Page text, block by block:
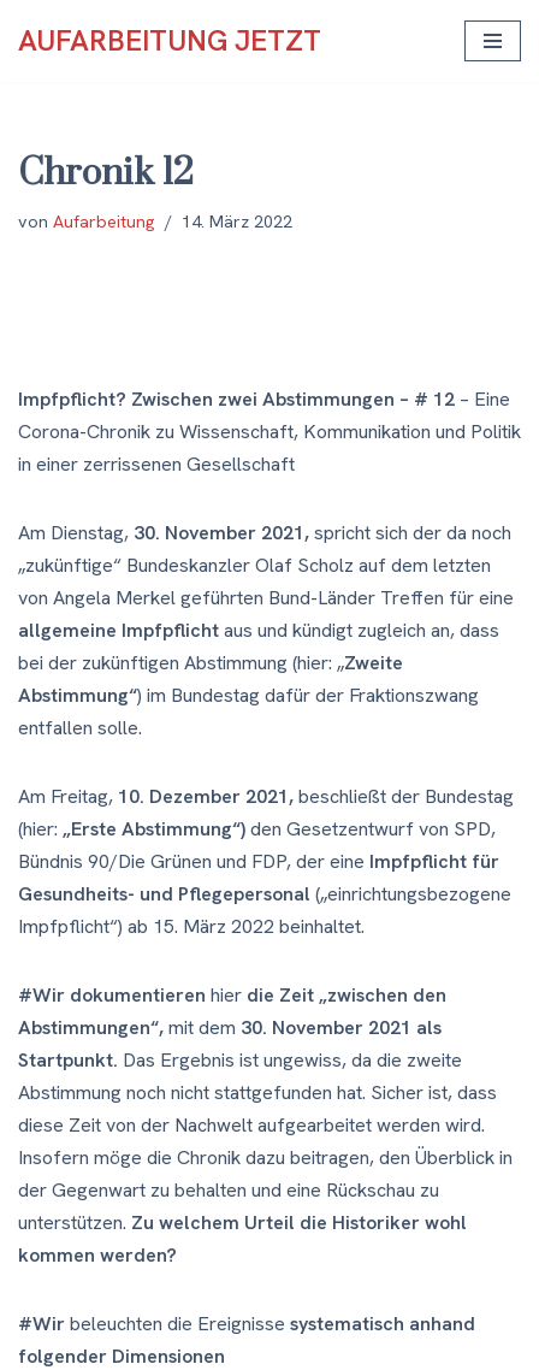
AUFARBEITUNG JETZT
Chronik 12
von Aufarbeitung 14. März 2022
Impfpflicht? Zwischen zwei Abstimmungen – # 12 – Eine
Corona-Chronik zu Wissenschaft, Kommunikation und Politik
in einer zerrissenen Gesellschaft
Am Dienstag, 30. November 2021,spricht sich der da noch
„zukünftige“ Bundeskanzler Olaf Scholz auf dem letzten
von Angela Merkel geführten Bund-Länder Treffen für eine
allgemeine Impfpflichtaus und kündigt zugleich an, dass
bei der zukünftigen Abstimmung (hier: „Zweite
Abstimmung“) im Bundestag dafür der Fraktionszwang
entfallen solle.
Am Freitag, 10. Dezember 2021,beschließt der Bundestag
(hier: „Erste Abstimmung“)den Gesetzentwurf von SPD,
Bündnis 90/Die Grünen und FDP, der eine Impfpflicht für
Gesundheits- und Pflegepersonal („einrichtungsbezogene
Impfpflicht“) ab 15. März 2022 beinhaltet.
#Wir dokumentieren hier die Zeit „zwischen den
Abstimmungen“,mit dem 30. November 2021 als
Startpunkt. Das Ergebnis ist ungewiss, da die zweite
Abstimmung noch nicht stattgefunden hat. Sicher ist, dass
diese Zeit von der Nachwelt aufgearbeitet werden wird.
Insofern möge die Chronik dazu beitragen, den Überblick in
der Gegenwart zu behalten und eine Rückschau zu
unterstützen. Zu welchem Urteil die Historiker wohl
kommen werden?
#Wirbeleuchten die Ereignisse systematisch anhand
folgender Dimensionen